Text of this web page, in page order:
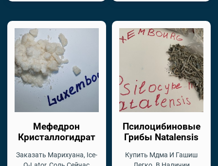
Мефедрон
Кристаллогидрат
Заказать Марихуана, Ice-
Псилоцибиновые
Грибы Natalensis
Купить Мдма И Гашиш